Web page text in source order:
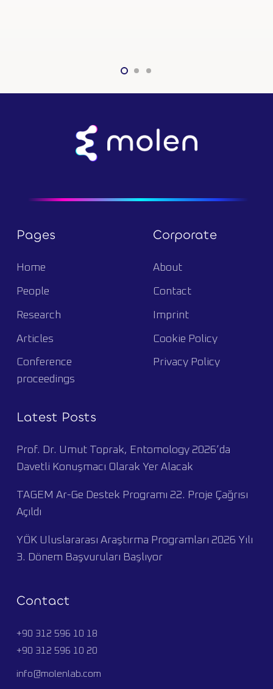
Pages
Home
People
Research
Articles
Conference
proceedings
Corporate
About
Contact
Imprint
Cookie Policy
Privacy Policy
Latest Posts
Prof. Dr. Umut Toprak, Entomology 2026’da
Davetli Konuşmacı Olarak Yer Alacak
TAGEM Ar-Ge Destek Programı 22. Proje Çağrısı
Açıldı
YÖK Uluslararası Araştırma Programları 2026 Yılı
3. Dönem Başvuruları Başlıyor
Contact
+90 312 596 10 18
+90 312 596 10 20
info@molenlab.com